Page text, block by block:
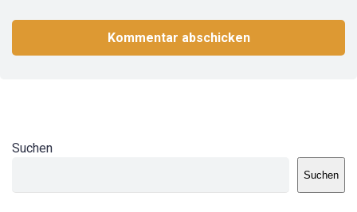
Suchen
Suchen